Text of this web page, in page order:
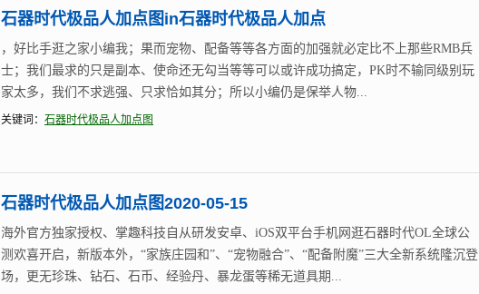
石器时代极品人加点图in石器时代极品人加点
，好比手逛之家小编我；果而宠物、配备等等各方面的加强就必定比不上那些RMB兵
士；我们最求的只是副本、使命还无勾当等等可以或许成功搞定，PK时不输同级别玩
家太多，我们不求逃强、只求恰如其分；所以小编仍是保举人物...
关键词： 石器时代极品人加点图
石器时代极品人加点图2020-05-15
海外官方独家授权、掌趣科技自从研发安卓、iOS双平台手机网逛石器时代OL全球公
测欢喜开启，新版本外，“家族庄园和”、“宠物融合”、“配备附魔”三大全新系统隆沉登
场，更无珍珠、钻石、石币、经验丹、暴龙蛋等稀无道具期...